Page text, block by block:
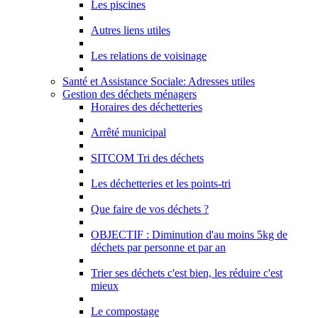
Les piscines
Autres liens utiles
Les relations de voisinage
Santé et Assistance Sociale: Adresses utiles
Gestion des déchets ménagers
Horaires des déchetteries
Arrêté municipal
SITCOM Tri des déchets
Les déchetteries et les points-tri
Que faire de vos déchets ?
OBJECTIF : Diminution d'au moins 5kg de
déchets par personne et par an
Trier ses déchets c'est bien, les réduire c'est
mieux
Le compostage